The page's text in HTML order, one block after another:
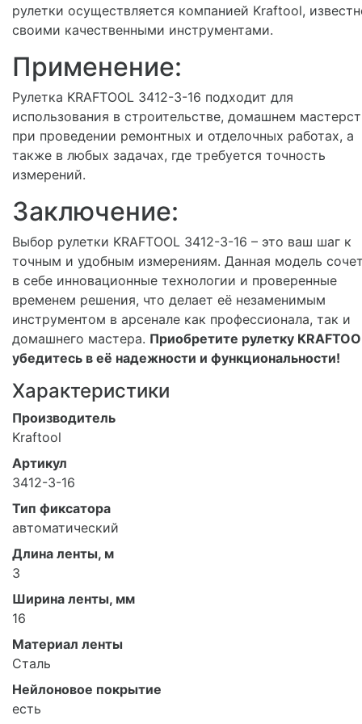
рулетки осуществляется компанией Kraftool,
своими качественными инструментами.
Применение:
Рулетка KRAFTOOL 3412-3-16 подходит для
использования в строительстве, домашнем
при проведении ремонтных и отделочных работах, а
также в любых задачах, где требуется точность
измерений.
Заключение:
Выбор рулетки KRAFTOOL 3412-3-16 – это ваш шаг к
точным и удобным измерениям. Данная модель
в себе инновационные технологии и проверенные
временем решения, что делает её незаменимым
инструментом в арсенале как профессионала, так и
домашнего мастера. Приобретите рулетку
убедитесь в её надежности и функциональности!
Характеристики
Производитель
Kraftool
Артикул
3412-3-16
Тип фиксатора
автоматический
Длина ленты, м
3
Ширина ленты, мм
16
Материал ленты
Сталь
Нейлоновое покрытие
есть